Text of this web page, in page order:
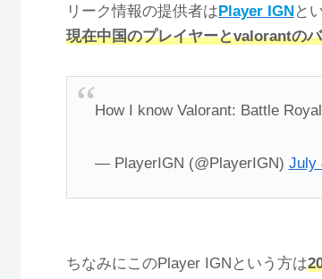
リーク情報の提供者はPlayer IGNと
現在中国のプレイヤーとvalorantの
How I know Valorant: Battle
— PlayerIGN (@PlayerIGN) July
ちなみにこのPlayer IGNという方は